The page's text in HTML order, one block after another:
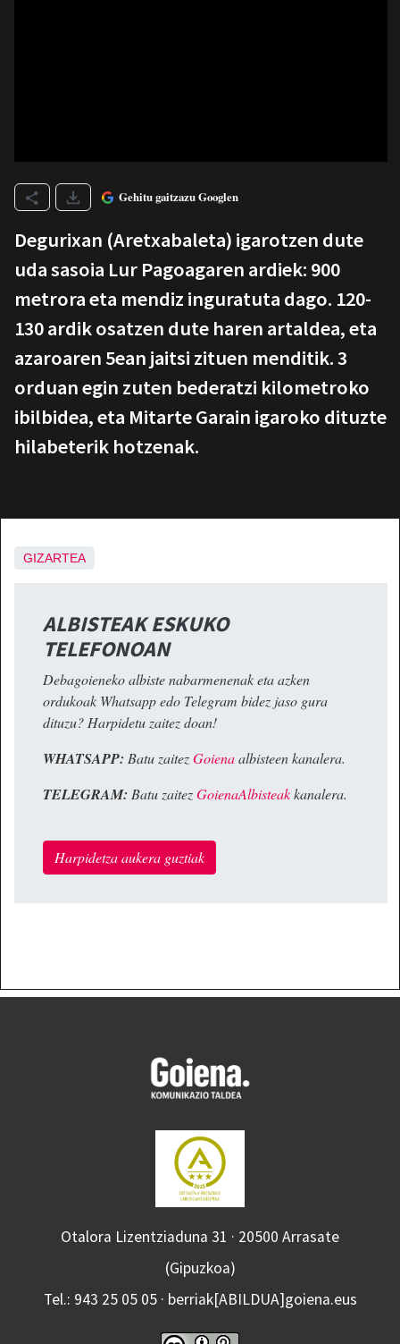
Gehitu gaitzazu Googlen
Degurixan (Aretxabaleta) igarotzen dute
uda sasoia Lur Pagoagaren ardiek: 900
metrora eta mendiz inguratuta dago. 120-
130 ardik osatzen dute haren artaldea, eta
azaroaren 5ean jaitsi zituen menditik. 3
orduan egin zuten bederatzi kilometroko
ibilbidea, eta Mitarte Garain igaroko dituzte
hilabeterik hotzenak.
GIZARTEA
ALBISTEAK ESKUKO
TELEFONOAN
Debagoieneko albiste nabarmenenak eta azken
ordukoak Whatsapp edo Telegram bidez jaso gura
dituzu? Harpidetu zaitez doan!
WHATSAPP: Batu zaitezGoienaalbisteen kanalera.
TELEGRAM: Batu zaitezGoienaAlbisteakkanalera.
Harpidetza aukera guztiak
Otalora Lizentziaduna 31 · 20500 Arrasate
(Gipuzkoa)
Tel.: 943 25 05 05 · berriak[ABILDUA]goiena.eus